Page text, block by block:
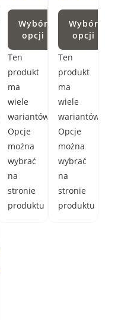
Wybór
opcji
Ten
produkt
ma
wiele
wariantów.
Opcje
można
wybrać
na
stronie
produktu
Wybór
opcji
Ten
produkt
ma
wiele
wariantów.
Opcje
można
wybrać
na
stronie
produktu